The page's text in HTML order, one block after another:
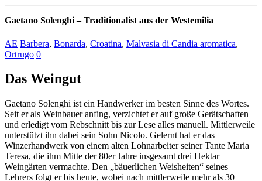
Gaetano Solenghi – Traditionalist aus der Westemilia
AE Barbera, Bonarda, Croatina, Malvasia di Candia aromatica,
Ortrugo 0
Das Weingut
Gaetano Solenghi ist ein Handwerker im besten Sinne des Wortes.
Seit er als Weinbauer anfing, verzichtet er auf große Gerätschaften
und erledigt vom Rebschnitt bis zur Lese alles manuell. Mittlerweile
unterstützt ihn dabei sein Sohn Nicolo. Gelernt hat er das
Winzerhandwerk von einem alten Lohnarbeiter seiner Tante Maria
Teresa, die ihm Mitte der 80er Jahre insgesamt drei Hektar
Weingärten vermachte. Den „bäuerlichen Weisheiten“ seines
Lehrers folgt er bis heute, wobei nach mittlerweile mehr als 30